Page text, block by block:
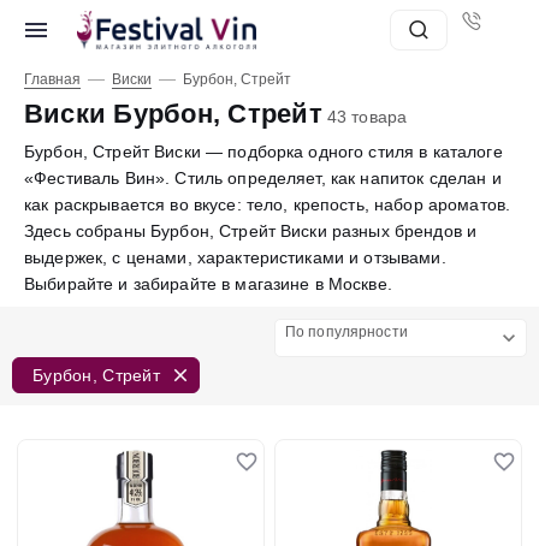
Главная — Виски — Бурбон, Стрейт
Виски Бурбон, Стрейт 43 товара
Бурбон, Стрейт Виски — подборка одного стиля в каталоге
«Фестиваль Вин». Стиль определяет, как напиток сделан и
как раскрывается во вкусе: тело, крепость, набор ароматов.
Здесь собраны Бурбон, Стрейт Виски разных брендов и
выдержек, с ценами, характеристиками и отзывами.
Выбирайте и забирайте в магазине в Москве.
По популярности
Бурбон, Стрейт